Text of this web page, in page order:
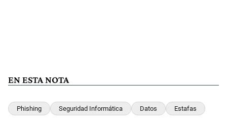
EN ESTA NOTA
Phishing Seguridad Informática Datos Estafas